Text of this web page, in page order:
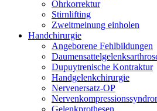
Ohrkorrektur
Stirnlifting
Zweitmeinung einholen
Handchirurgie
Angeborene Fehlbildungen
Dupuytrenische Kontraktur
Handgelenkchirurgie
Nervenersatz-OP
Gelenkprothesen